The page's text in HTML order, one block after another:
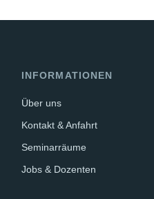
INFORMATIONEN
Über uns
Kontakt & Anfahrt
Seminarräume
Jobs & Dozenten